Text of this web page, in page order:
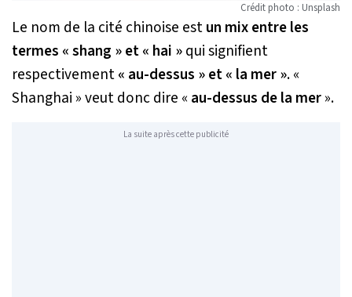
Crédit photo : Unsplash
Le nom de la cité chinoise estun mix entre les
termes « shang » et « hai »qui signifient
respectivement« au-dessus » et « la mer ». «
Shanghai » veut donc dire « au-dessus de la mer».
La suite après cette publicité